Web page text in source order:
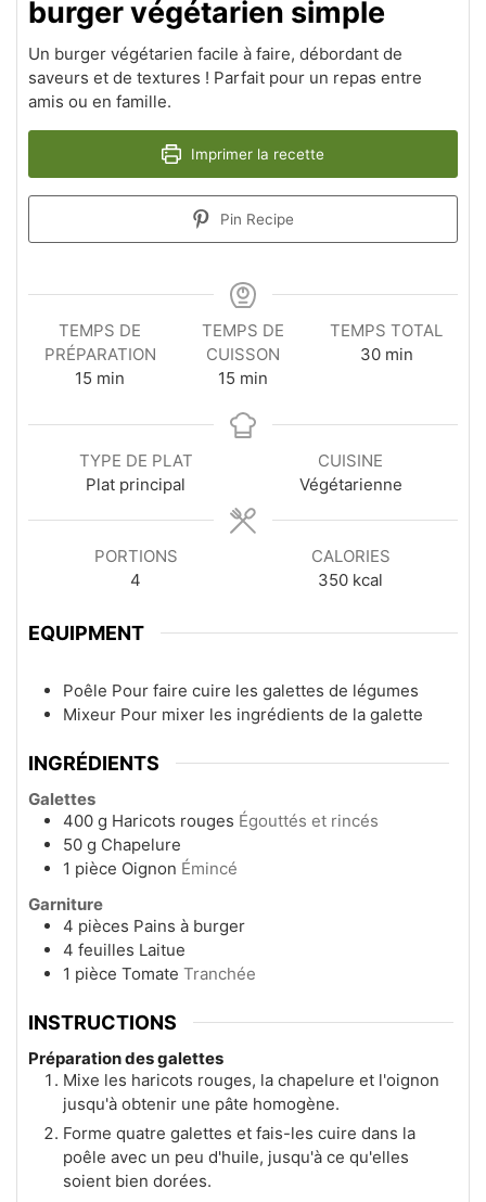
burger végétarien simple
Un burger végétarien facile à faire, débordant de
saveurs et de textures ! Parfait pour un repas entre
amis ou en famille.
Imprimer la recette
Pin Recipe
TEMPS DE
PRÉPARATION
15 minutes
min
TEMPS DE
CUISSON
15 minutes
min
TEMPS TOTAL
30minutes
min
TYPE DE PLAT
Plat principal
CUISINE
Végétarienne
PORTIONS
4
CALORIES
350 kcal
EQUIPMENT
Poêle Pour faire cuire les galettes de légumes
Mixeur Pour mixer les ingrédients de la galette
INGRÉDIENTS
Galettes
400 g Haricots rouges Égouttés et rincés
50 g Chapelure
1 pièce Oignon Émincé
Garniture
4 pièces Pains à burger
4 feuilles Laitue
1 pièce Tomate Tranchée
INSTRUCTIONS
Préparation des galettes
Mixe les haricots rouges, la chapelure et l'oignon
jusqu'à obtenir une pâte homogène.
Forme quatre galettes et fais-les cuire dans la
poêle avec un peu d'huile, jusqu'à ce qu'elles
soient bien dorées.